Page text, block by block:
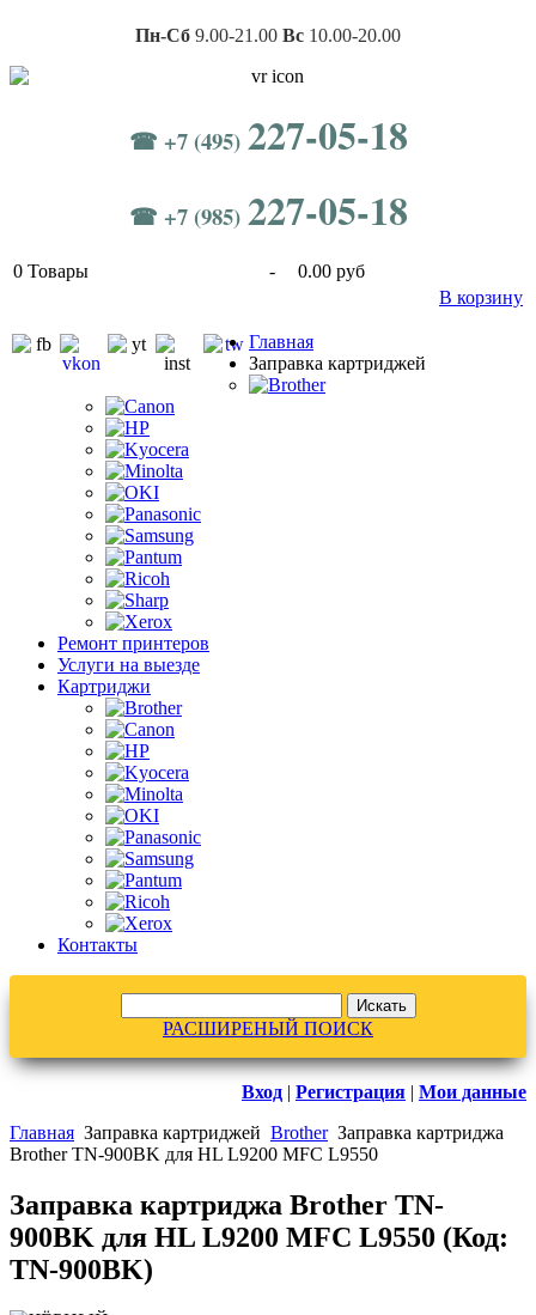
Пн-Сб 9.00-21.00 Вс 10.00-20.00
☎ +7 (495) 227-05-18
☎ +7 (985) 227-05-18
0 Товары -
0.00 руб
В корзину
Главная
Заправка картриджей
Ремонт принтеров
Услуги на выезде
Картриджи
Контакты
РАСШИРЕНЫЙ ПОИСК
Вход | Регистрация | Мои данные
Главная Заправка картриджей Brother Заправка картриджа
Brother TN-900BK для HL L9200 MFC L9550
Заправка картриджа Brother TN-
900BK для HL L9200 MFC L9550 (Код:
TN-900BK)